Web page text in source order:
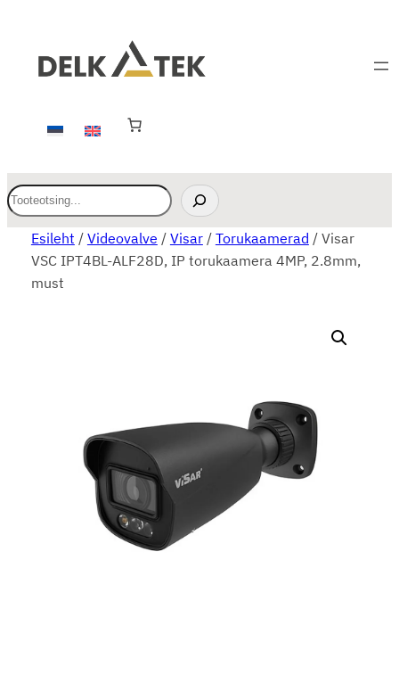
O
t
Esileht / Videovalve / Visar/ Torukaamerad / Visar
VSC IPT4BL-ALF28D, IP torukaamera 4MP, 2.8mm,
must